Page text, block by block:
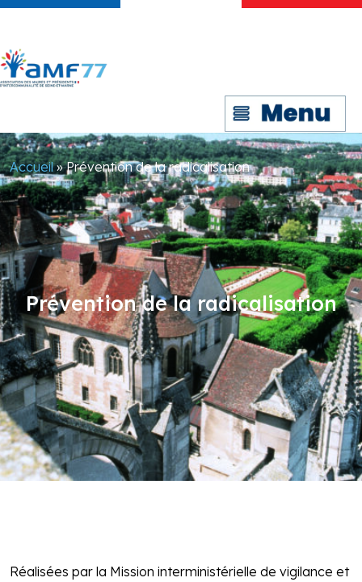
Accueil»Prévention de la radicalisation
Prévention de la radicalisation
Réalisées par la Mission interministérielle de vigilance et